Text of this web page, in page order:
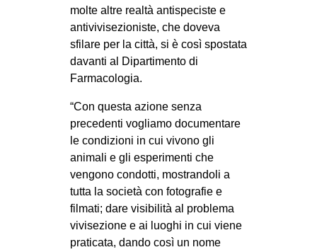
molte altre realtà antispeciste e
antivivisezioniste, che doveva
sfilare per la città, si è così spostata
davanti al Dipartimento di
Farmacologia.
“Con questa azione senza
precedenti vogliamo documentare
le condizioni in cui vivono gli
animali e gli esperimenti che
vengono condotti, mostrandoli a
tutta la società con fotografie e
filmati; dare visibilità al problema
vivisezione e ai luoghi in cui viene
praticata, dando così un nome